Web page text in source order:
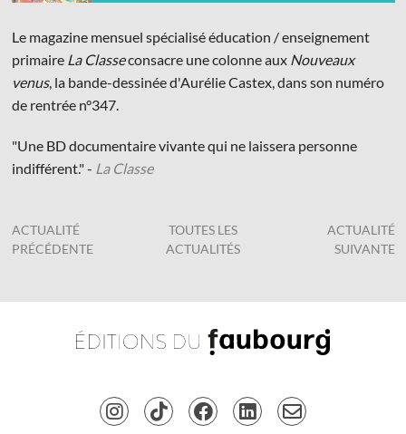
© Les Éditions du Faubourg 2026
42 rue Planchat 75020 Paris
CGV•Mentions légales Politique de confidentialité
Le magazine mensuel spécialisé éducation / enseignement
primaire La Classeconsacre une colonne aux Nouveaux
venus, la bande-dessinée d'Aurélie Castex, dans son numéro
de rentrée n°347.
"Une BD documentaire vivante qui ne laissera personne
indifférent." - La Classe
ACTUALITÉ
PRÉCÉDENTE
TOUTES LES
ACTUALITÉS
ACTUALITÉ
SUIVANTE